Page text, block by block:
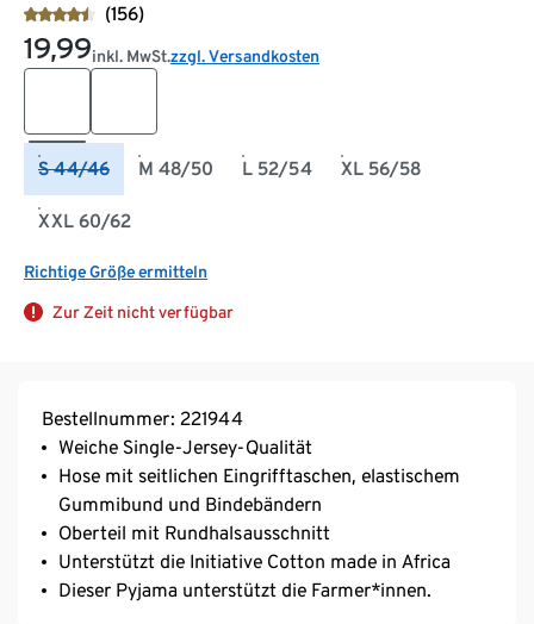
(156)
19,99inkl. MwSt.zzgl. Versandkosten
S 44/46 M 48/50 L 52/54 XL 56/58
XXL 60/62
Richtige Größe ermitteln
Zur Zeit nicht verfügbar
Bestellnummer: 221944
Weiche Single-Jersey-Qualität
Hose mit seitlichen Eingrifftaschen, elastischem
Gummibund und Bindebändern
Oberteil mit Rundhalsausschnitt
Unterstützt die Initiative Cotton made in Africa
Dieser Pyjama unterstützt die Farmer*innen.